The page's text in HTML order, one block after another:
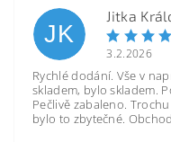
JK
Jitka
3.2.2026
Rychlé dodání. Vše v
skladem, bylo skladem.
Pečlivě zabaleno.
bylo to zbytečné.